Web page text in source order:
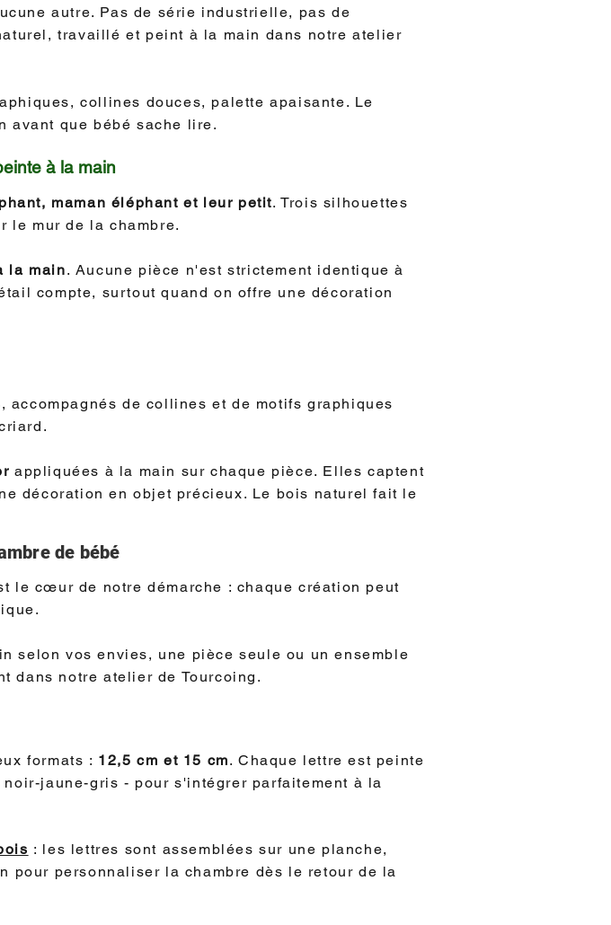
autre. Pas de série industrielle, pas de
travaillé et peint à la main dans notre atelier
collines douces, palette apaisante. Le
avant que bébé sache lire.
à la main
maman éléphant et leur petit. Trois silhouettes
le mur de la chambre.
la main. Aucune pièce n'est strictement identique à
compte, surtout quand on offre une décoration
, accompagnés de collines et de motifs graphiques
appliquées à la main sur chaque pièce. Elles captent
décoration en objet précieux. Le bois naturel fait le
de bébé
le cœur de notre démarche : chaque création peut
selon vos envies, une pièce seule ou un ensemble
dans notre atelier de Tourcoing.
formats : 12,5 cm et 15 cm. Chaque lettre est peinte
jaune-gris - pour s'intégrer parfaitement à la
: les lettres sont assemblées sur une planche,
pour personnaliser la chambre dès le retour de la